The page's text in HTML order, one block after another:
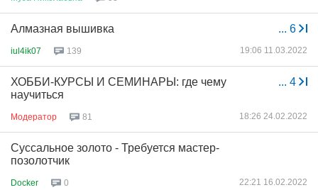
... 6
Алмазная вышивка
iul4ik07 139 19:06 11.03.2022
... 4
ХОББИ-КУРСЫ И СЕМИНАРЫ: где чему
научиться
Модератор 81 18:26 24.02.2022
Суссальное золото - Требуется мастер-
позолотчик
Docker 0 22:21 16.02.2022